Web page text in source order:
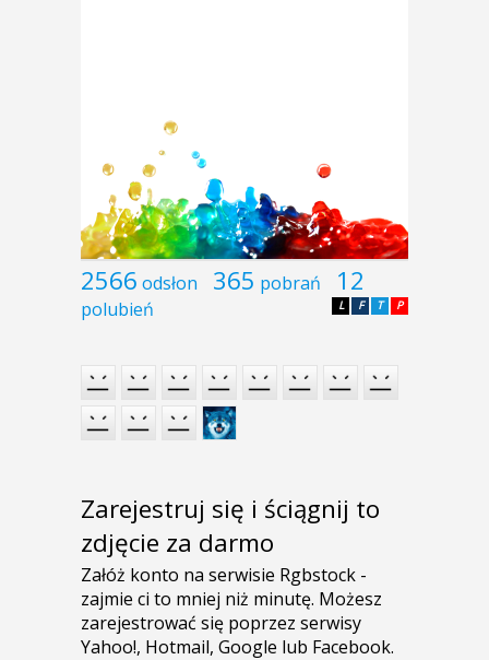
2566 odsłon 365 pobrań 12
polubień P
T
F
L
Zarejestruj się i ściągnij to
zdjęcie za darmo